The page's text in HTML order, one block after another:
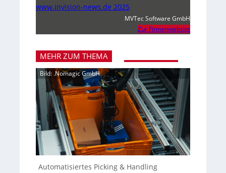
www.invision-news.de 2025
MVTec Software GmbH
Zur Firmenwebsite
MEHR ZUM THEMA
Bild: .Nomagic GmbH
Automatisiertes Picking & Handling